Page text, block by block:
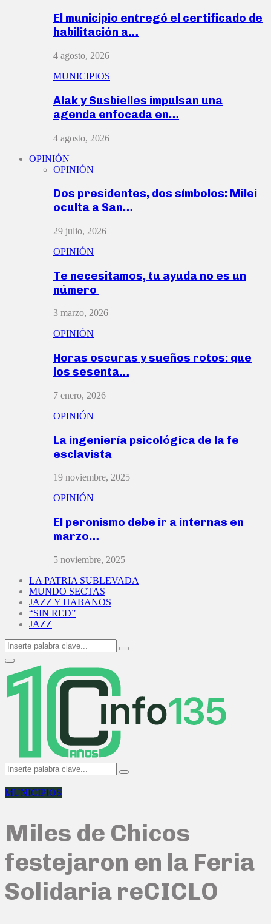
El municipio entregó el certificado de
habilitación a…
4 agosto, 2026
MUNICIPIOS
Alak y Susbielles impulsan una
agenda enfocada en…
4 agosto, 2026
OPINIÓN
OPINIÓN
Dos presidentes, dos símbolos: Milei
oculta a San…
29 julio, 2026
OPINIÓN
Te necesitamos, tu ayuda no es un
número
3 marzo, 2026
OPINIÓN
Horas oscuras y sueños rotos: que
los sesenta…
7 enero, 2026
OPINIÓN
La ingeniería psicológica de la fe
esclavista
19 noviembre, 2025
OPINIÓN
El peronismo debe ir a internas en
marzo…
5 noviembre, 2025
LA PATRIA SUBLEVADA
MUNDO SECTAS
JAZZ Y HABANOS
“SIN RED”
JAZZ
Search
for:
Search
Primary
Menu
Search
for:
Search
MUNICIPIOS
Miles de Chicos
festejaron en la Feria
Solidaria reCICLO